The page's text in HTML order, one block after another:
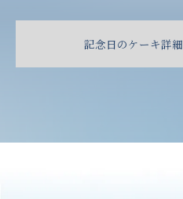
記念日のケーキ詳細